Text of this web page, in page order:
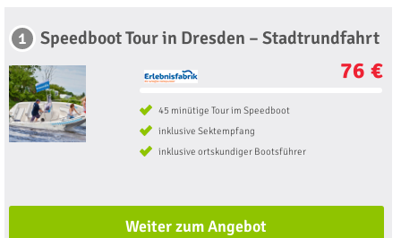
1 Speedboot Tour in Dresden – Stadtrundfahrt
76 €
45 minütige Tour im Speedboot
inklusive Sektempfang
inklusive ortskundiger Bootsführer
Weiter zum Angebot